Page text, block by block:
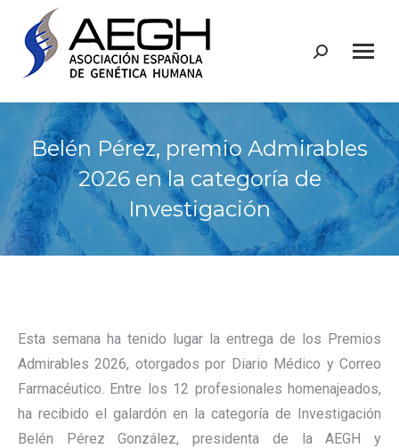
Buscar:
Belén Pérez, premio Admirables
2026 en la categoría de
Investigación
Esta semana ha tenido lugar la entrega de los Premios
Admirables 2026, otorgados por Diario Médico y Correo
Farmacéutico. Entre los 12 profesionales homenajeados,
ha recibido el galardón en la categoría de Investigación
Belén Pérez González, presidenta de la AEGH y